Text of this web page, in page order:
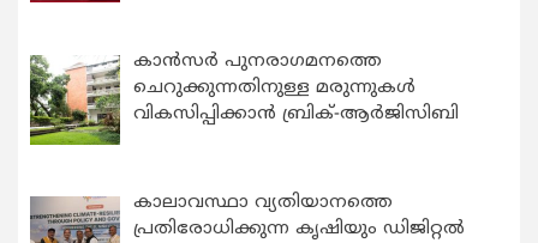
കാന്‍സര്‍ പുനരാഗമനത്തെ
ചെറുക്കുന്നതിനുള്ള മരുന്നുകള്‍
വികസിപ്പിക്കാന്‍ ബ്രിക്-ആര്‍ജിസിബി
കാലാവസ്ഥാ വ്യതിയാനത്തെ
പ്രതിരോധിക്കുന്ന കൃഷിയും ഡിജിറ്റൽ